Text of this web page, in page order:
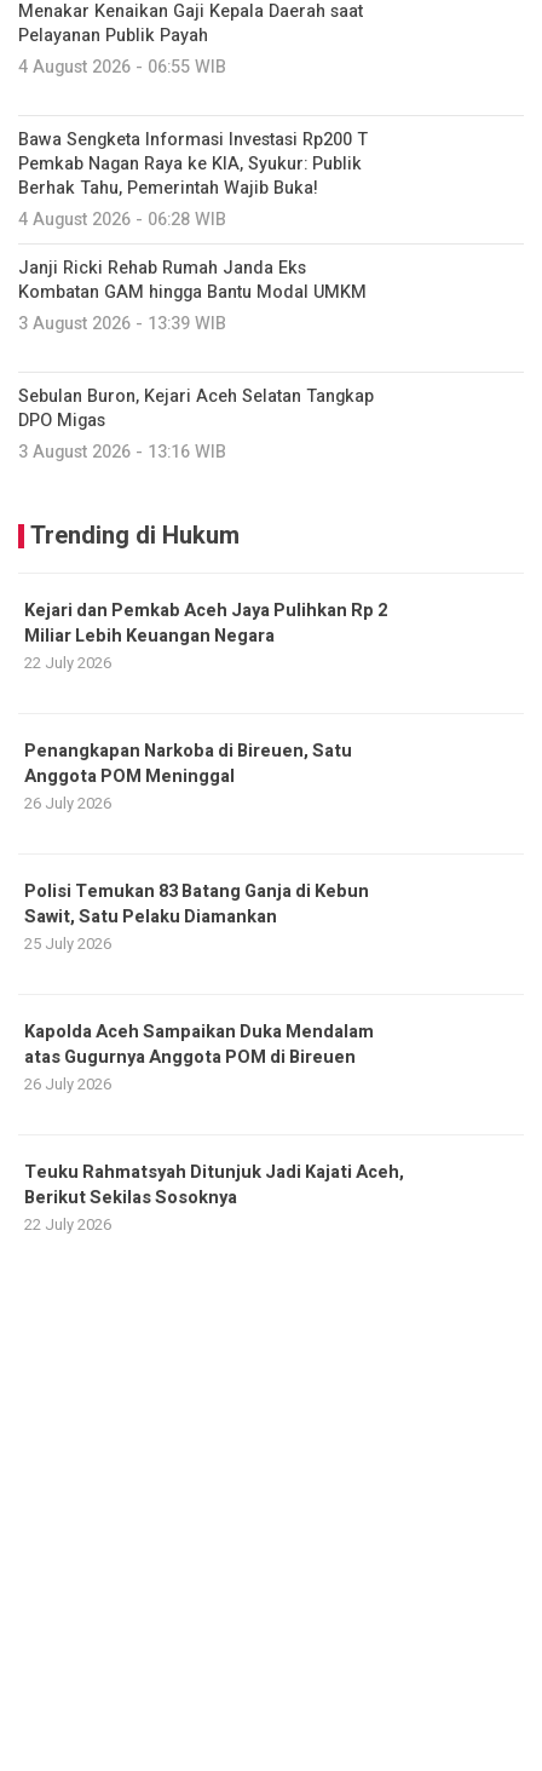
Menakar Kenaikan Gaji Kepala Daerah saat
Pelayanan Publik Payah
4 August 2026 - 06:55 WIB
Bawa Sengketa Informasi Investasi Rp200 T
Pemkab Nagan Raya ke KIA, Syukur: Publik
Berhak Tahu, Pemerintah Wajib Buka!
4 August 2026 - 06:28 WIB
Janji Ricki Rehab Rumah Janda Eks
Kombatan GAM hingga Bantu Modal UMKM
3 August 2026 - 13:39 WIB
Sebulan Buron, Kejari Aceh Selatan Tangkap
DPO Migas
3 August 2026 - 13:16 WIB
Trending di Hukum
Kejari dan Pemkab Aceh Jaya Pulihkan Rp 2
Miliar Lebih Keuangan Negara
22 July 2026
Penangkapan Narkoba di Bireuen, Satu
Anggota POM Meninggal
26 July 2026
Polisi Temukan 83 Batang Ganja di Kebun
Sawit, Satu Pelaku Diamankan
25 July 2026
Kapolda Aceh Sampaikan Duka Mendalam
atas Gugurnya Anggota POM di Bireuen
26 July 2026
Teuku Rahmatsyah Ditunjuk Jadi Kajati Aceh,
Berikut Sekilas Sosoknya
22 July 2026